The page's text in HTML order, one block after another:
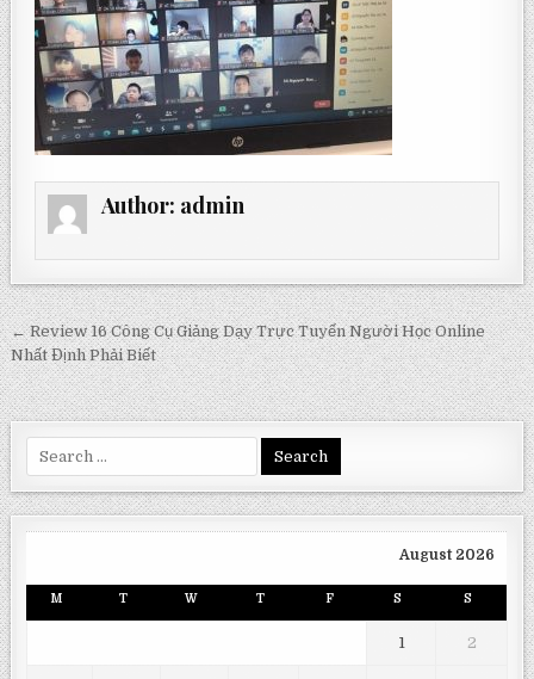
Author: admin
Post
navigation
← Review 16 Công Cụ Giảng Dạy Trực Tuyến Người Học Online
Nhất Định Phải Biết
August 2026
M T W T F S S
1 2